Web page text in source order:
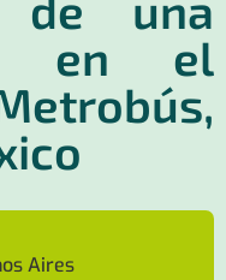
en el
Aires